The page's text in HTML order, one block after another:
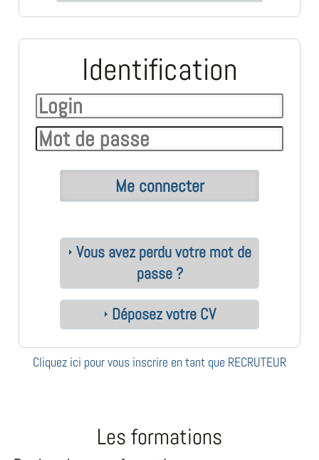
Identification
Vous avez perdu votre mot de
passe ?
Déposez votre CV
Cliquez ici pour vous inscrire en tant que RECRUTEUR
Les formations